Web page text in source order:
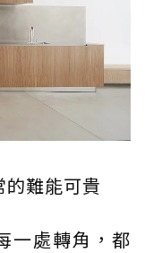
難能可貴
一處轉角，都